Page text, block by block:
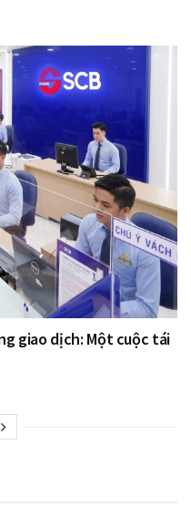
giao dịch: Một cuộc tái